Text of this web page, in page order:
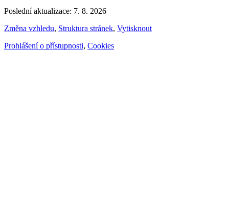
Poslední aktualizace: 7. 8. 2026
Změna vzhledu, Struktura stránek, Vytisknout
Prohlášení o přístupnosti, Cookies